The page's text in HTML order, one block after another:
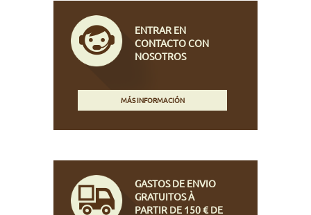
ENTRAR EN
CONTACTO CON
NOSOTROS
MÁS INFORMACIÓN
GASTOS DE ENVIO
GRATUITOS À
PARTIR DE 150 € DE